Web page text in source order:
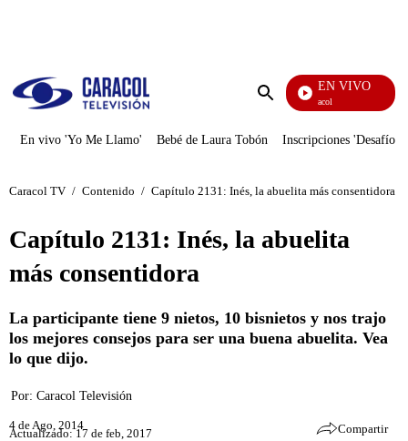
Enviar
EN VIVO
Noticias Caracol
En vivo 'Yo Me Llamo' Bebé de Laura Tobón Inscripciones 'Desafío'
Caracol TV / Contenido / Capítulo 2131: Inés, la abuelita más consentidora
Capítulo 2131: Inés, la abuelita
más consentidora
La participante tiene 9 nietos, 10 bisnietos y nos trajo
los mejores consejos para ser una buena abuelita. Vea
lo que dijo.
Por: Caracol Televisión
4 de Ago, 2014
Actualizado: 17 de feb, 2017 Compartir